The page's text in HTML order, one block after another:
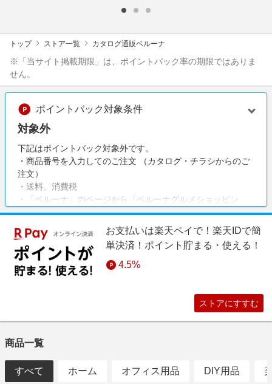
トップ ストア一覧 カタログ通販ベルーナ
※「当サイト掲載期限」は、ポイントバック率の期限ではありま
せん。
ポイントバック対象条件
対象外
下記はポイントバック対象外です。
・商品番号を入力してのご注文 （カタログ・チラシからのご
注文）
・送料、消費税
・「ベルーナ」のページから「ベルーナグルメショッピン
グ」「My Wine Club」へ遷移し、お買い物した場合
※「ベルーナ」のページから「ベルーナインテリア」へ遷移
し、お買い物を続けた場合はポイントバック対象となりま
す。
・キャンセル、返品された場合、ポイント付与は無効となり
ます。
思われる行為が繰り返された場合、ベルーナの判断によりポ
ベルーナのご優待会員ランクに応じて送料が無料となる場合
がございます。※詳しくはベルーナネットのご利用ガイドを
お支払いは楽天ペイで！楽天IDで簡
単決済！ポイント貯まる・使える！
4.5%
ストアにすすむ
商品一覧
すべて ホーム オフィス用品 DIY用品